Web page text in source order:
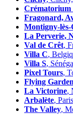
Fragonard,
Montigny-lès-
La Perverie,
Val de Crêt,
Villa C,
Villa S,
Pixel Tours,
Flying Garden
La Victorine,
Arbalète,
The Valley,